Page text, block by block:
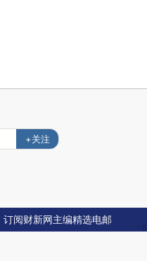
+关注
订阅财新网主编精选电邮